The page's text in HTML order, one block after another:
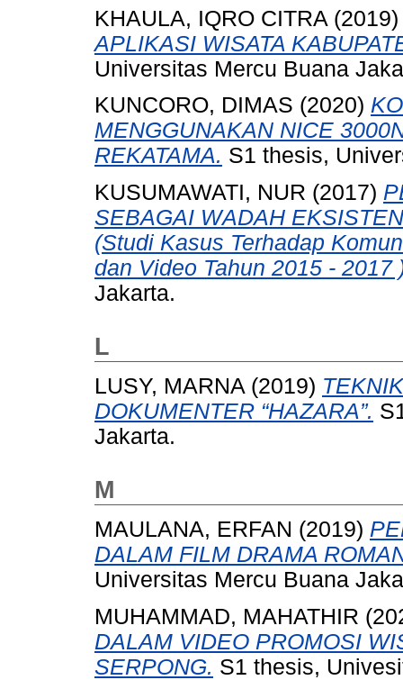
KHAULA, IQRO CITRA
APLIKASI WISATA
Universitas Mercu Buana
KUNCORO, DIMAS (2020)
MENGGUNAKAN NICE
REKATAMA. S1 thesis,
KUSUMAWATI, NUR (2017)
SEBAGAI WADAH
(Studi Kasus Terhadap
dan Video Tahun 2015 - 2017
Jakarta.
L
LUSY, MARNA (2019)
DOKUMENTER “HAZARA”.
Jakarta.
M
MAULANA, ERFAN (2019)
DALAM FILM DRAMA
Universitas Mercu Buana
MUHAMMAD, MAHATHIR
DALAM VIDEO PROMOSI
SERPONG. S1 thesis,